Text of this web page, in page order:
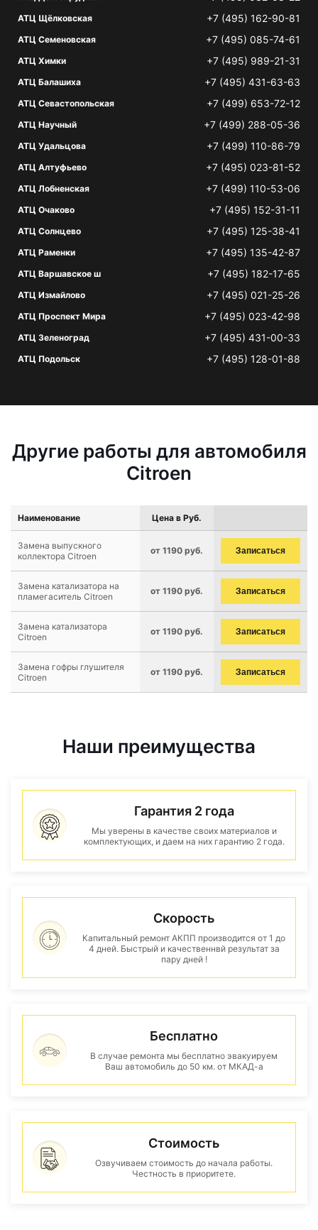
АТЦ Щёлковская +7 (495) 162-90-81
АТЦ Семеновская +7 (495) 085-74-61
АТЦ Химки +7 (495) 989-21-31
АТЦ Балашиха +7 (495) 431-63-63
АТЦ Севастопольская +7 (499) 653-72-12
АТЦ Научный +7 (499) 288-05-36
АТЦ Удальцова +7 (499) 110-86-79
АТЦ Алтуфьево +7 (495) 023-81-52
АТЦ Лобненская +7 (499) 110-53-06
АТЦ Очаково +7 (495) 152-31-11
АТЦ Солнцево +7 (495) 125-38-41
АТЦ Раменки +7 (495) 135-42-87
АТЦ Варшавское ш +7 (495) 182-17-65
АТЦ Измайлово +7 (495) 021-25-26
АТЦ Проспект Мира +7 (495) 023-42-98
АТЦ Зеленоград +7 (495) 431-00-33
АТЦ Подольск +7 (495) 128-01-88
Другие работы для автомобиля
Citroen
Наименование Цена в Руб.
Замена выпускного
коллектора Citroen
от 1190 руб. Записаться
Замена катализатора на
пламегаситель Citroen
от 1190 руб. Записаться
Замена катализатора
Citroen
от 1190 руб. Записаться
Замена гофры глушителя
Citroen
от 1190 руб. Записаться
Наши преимущества
Гарантия 2 года
Мы уверены в качестве своих материалов и
комплектующих, и даем на них гарантию 2 года.
Скорость
Капитальный ремонт АКПП производится от 1 до
4 дней. Быстрый и качественнвй результат за
пару дней !
Бесплатно
В случае ремонта мы бесплатно эвакуируем
Ваш автомобиль до 50 км. от МКАД-а
Стоимость
Озвучиваем стоимость до начала работы.
Честность в приоритете.